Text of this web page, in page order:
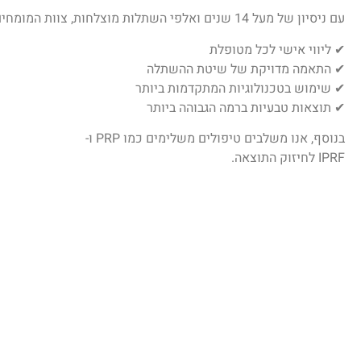
עם ניסיון של מעל 14 שנים ואלפי השתלות מוצלחות, צוות המומחים של DNG מדיקל מעניק:
✔ ליווי אישי לכל מטופלת
✔ התאמה מדויקת של שיטת ההשתלה
✔ שימוש בטכנולוגיות המתקדמות ביותר
✔ תוצאות טבעיות ברמה הגבוהה ביותר
בנוסף, אנו משלבים טיפולים משלימים כמו PRP ו-
IPRF לחיזוק התוצאה.